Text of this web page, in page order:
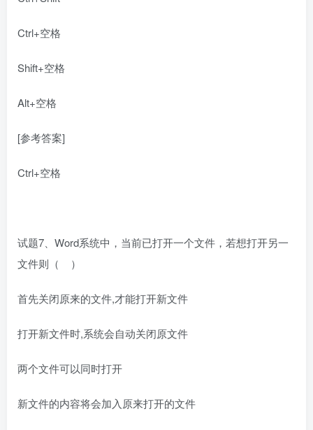
Ctrl+空格
Shift+空格
Alt+空格
[参考答案]
Ctrl+空格
试题7、Word系统中，当前已打开一个文件，若想打开另一
文件则（ ）
首先关闭原来的文件,才能打开新文件
打开新文件时,系统会自动关闭原文件
两个文件可以同时打开
新文件的内容将会加入原来打开的文件